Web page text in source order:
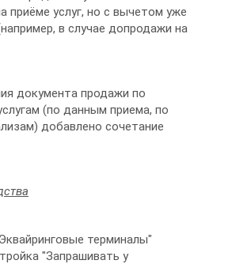
приёме услуг, но с вычетом уже
в случае допродажи на
документа продажи по
(по данным приема, по
добавлено сочетание
терминалы"
"Запрашивать у